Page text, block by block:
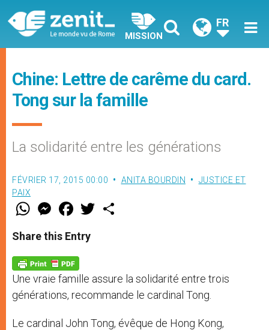
MISSION
FR
Chine: Lettre de carême du card.
Tong sur la famille
La solidarité entre les générations
FÉVRIER 17, 2015 00:00 ANITA BOURDIN
JUSTICE ET
PAIX
W
t
s
p
p
M
e
s
e
g
e
r
F
a
e
b
o
k
w
Share this Entry
Une vraie famille assure la solidarité entre trois
générations, recommande le cardinal Tong.
Le cardinal John Tong, évêque de Hong Kong,